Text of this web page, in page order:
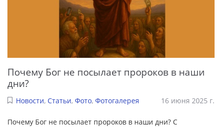
Почему Бог не посылает пророков в наши
дни?
Новости, Статьи, Фото, Фотогалерея 16 июня 2025 г.
Почему Бог не посылает пророков в наши дни? С